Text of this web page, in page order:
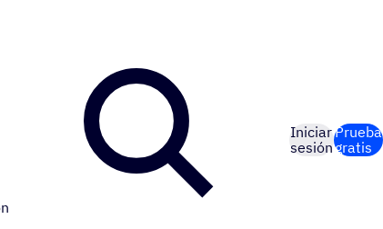
Iniciar
sesión
Prueba
gratis